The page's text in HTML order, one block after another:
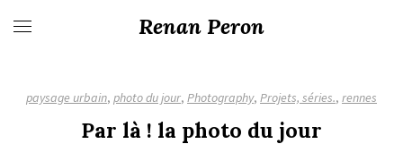
Renan Peron
paysage urbain, photo du jour, Photography, Projets, séries., rennes
Par là ! la photo du jour